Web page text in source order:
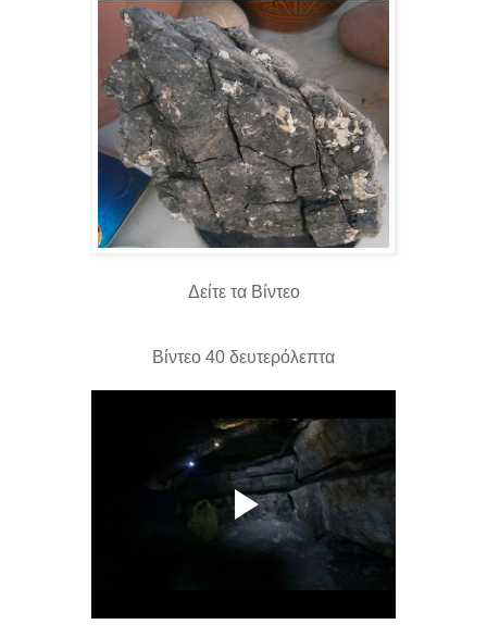
Δείτε τα Βίντεο
Βίντεο 40 δευτερόλεπτα